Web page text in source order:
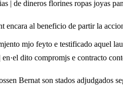
| de dineros florines ropas joyas
encara al beneficio de partir la
mjo feyto e testificado aquel
dito compromjs e contracto
Bernat son stados adjudgados